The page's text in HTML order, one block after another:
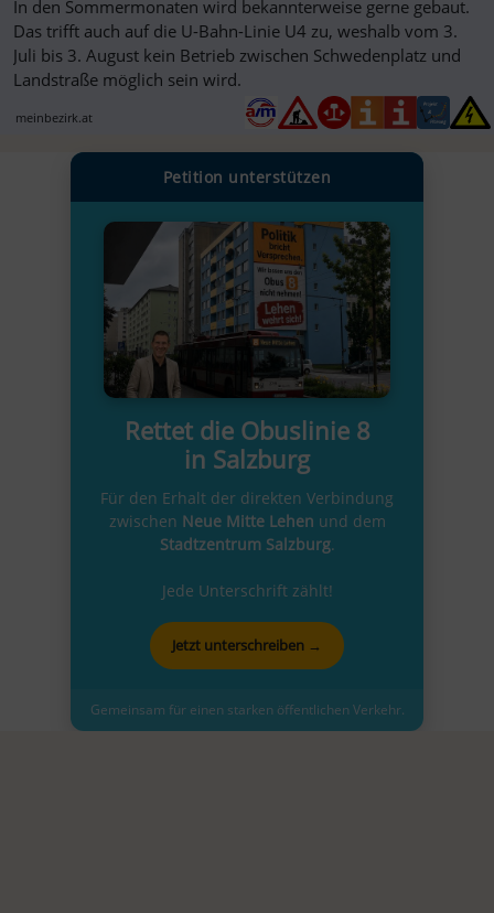
In den Sommermonaten wird bekannterweise gerne gebaut.
Das trifft auch auf die U-Bahn-Linie U4 zu, weshalb vom 3.
Juli bis 3. August kein Betrieb zwischen Schwedenplatz und
Landstraße möglich sein wird.
meinbezirk.at
Petition unterstützen
Rettet die Obuslinie 8
in Salzburg
Für den Erhalt der direkten Verbindung
zwischen Neue Mitte Lehen und dem
Stadtzentrum Salzburg.
Jede Unterschrift zählt!
Jetzt unterschreiben →
Gemeinsam für einen starken öffentlichen Verkehr.